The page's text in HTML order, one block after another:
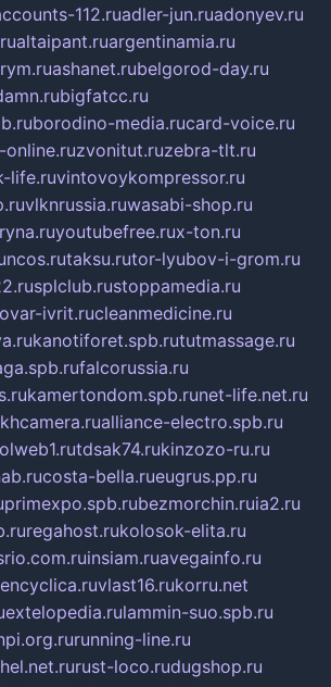
112.ruadler-jun.ruadonyev.ru
altaipant.ruargentinamia.ru
ashanet.rubelgorod-day.ru
bigfatcc.ru
borodino-media.rucard-voice.ru
online.ruzvonitut.ruzebra-tlt.ru
life.ruvintovoykompressor.ru
vlknrussia.ruwasabi-shop.ru
youtubefree.rux-ton.ru
taksu.rutor-lyubov-i-grom.ru
splclub.rustoppamedia.ru
ivrit.rucleanmedicine.ru
kanotiforet.spb.rututmassage.ru
falcorussia.ru
kamertondom.spb.runet-life.net.ru
alliance-electro.spb.ru
tdsak74.rukinzozo-ru.ru
costa-bella.rueugrus.pp.ru
primexpo.spb.rubezmorchin.ruia2.ru
regahost.rukolosok-elita.ru
insiam.ruavegainfo.ru
vlast16.rukorru.net
extelopedia.rulammin-suo.spb.ru
running-line.ru
rust-loco.rudugshop.ru